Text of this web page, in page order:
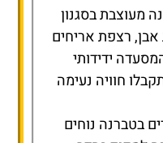
מעוצבת בסגנון
אבן, רצפת אריחים
ידידותי
חוויה נעימה
בטברנה נוחים